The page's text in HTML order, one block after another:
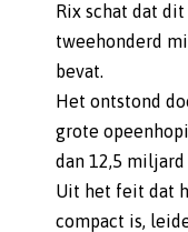
Rix schat dat
tweehonderd
bevat.
Het ontstond
grote
dan 12,5
Uit het feit dat
compact is,